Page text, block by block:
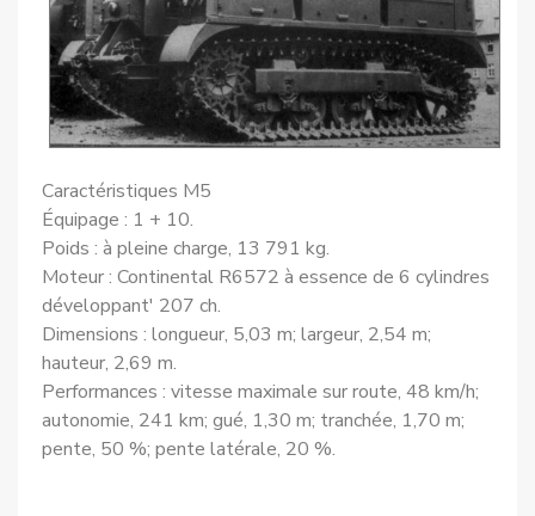
Caractéristiques M5
Équipage : 1 + 10.
Poids : à pleine charge, 13 791 kg.
Moteur : Continental R6572 à essence de 6 cylindres
développant' 207 ch.
Dimensions : longueur, 5,03 m; largeur, 2,54 m;
hauteur, 2,69 m.
Performances : vitesse maximale sur route, 48 km/h;
autonomie, 241 km; gué, 1,30 m; tranchée, 1,70 m;
pente, 50 %; pente latérale, 20 %.